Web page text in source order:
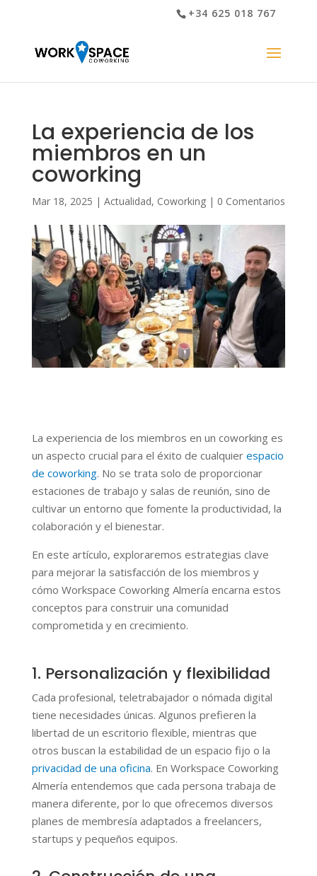
+34 625 018 767
La experiencia de los
miembros en un
coworking
Mar 18, 2025 | Actualidad, Coworking| 0 Comentarios
La experiencia de los miembros en un coworking es
un aspecto crucial para el éxito de cualquierespacio
de coworking. No se trata solo de proporcionar
estaciones de trabajo y salas de reunión, sino de
cultivar un entorno que fomente la productividad, la
colaboración y el bienestar.
En este artículo, exploraremos estrategias clave
para mejorar la satisfacción de los miembros y
cómo Workspace Coworking Almería encarna estos
conceptos para construir una comunidad
comprometida y en crecimiento.
1. Personalización y flexibilidad
Cada profesional, teletrabajador o nómada digital
tiene necesidades únicas. Algunos prefieren la
libertad de un escritorio flexible, mientras que
otros buscan la estabilidad de un espacio fijo o la
privacidad de una oficina. En Workspace Coworking
Almería entendemos que cada persona trabaja de
manera diferente, por lo que ofrecemos diversos
planes de membresía adaptados a freelancers,
startups y pequeños equipos.